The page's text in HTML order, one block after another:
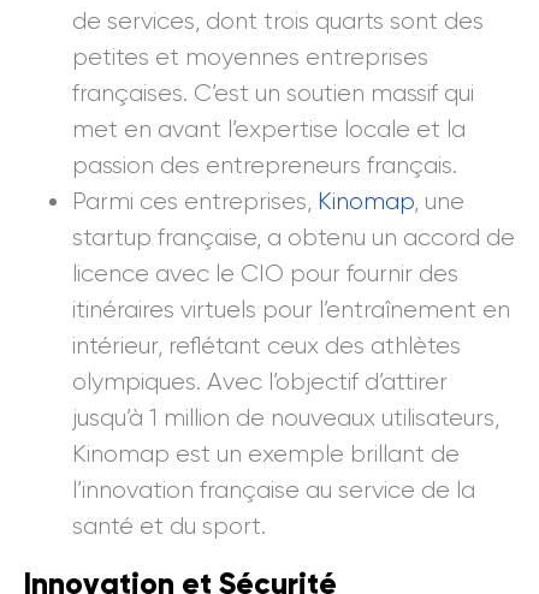
de services, dont trois quarts sont des
petites et moyennes entreprises
françaises. C’est un soutien massif qui
met en avant l’expertise locale et la
passion des entrepreneurs français.
Parmi ces entreprises, Kinomap, une
startup française, a obtenu un accord de
licence avec le CIO pour fournir des
itinéraires virtuels pour l’entraînement en
intérieur, reflétant ceux des athlètes
olympiques. Avec l’objectif d’attirer
jusqu’à 1 million de nouveaux utilisateurs,
Kinomap est un exemple brillant de
l’innovation française au service de la
santé et du sport.
Innovation et Sécurité